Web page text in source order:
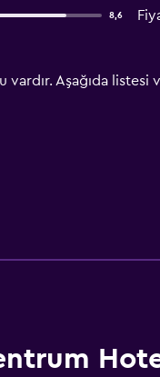
8,6
vardır. Aşağıda